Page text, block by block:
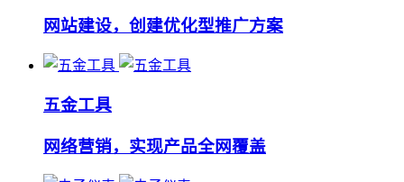
网站建设，创建优化型推广方案
五金工具
网络营销，实现产品全网覆盖